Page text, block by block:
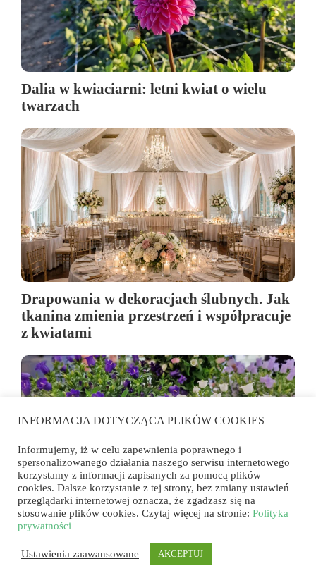
Dalia w kwiaciarni: letni kwiat o wielu
twarzach
Drapowania w dekoracjach ślubnych. Jak
tkanina zmienia przestrzeń i współpracuje
z kwiatami
Campanula – lekkość i rytm w letnich
INFORMACJA DOTYCZĄCA PLIKÓW COOKIES
Informujemy, iż w celu zapewnienia poprawnego i
spersonalizowanego działania naszego serwisu internetowego
korzystamy z informacji zapisanych za pomocą plików
cookies. Dalsze korzystanie z tej strony, bez zmiany ustawień
przeglądarki internetowej oznacza, że zgadzasz się na
stosowanie plików cookies. Czytaj więcej na stronie: Polityka
prywatności
Ustawienia zaawansowane AKCEPTUJ